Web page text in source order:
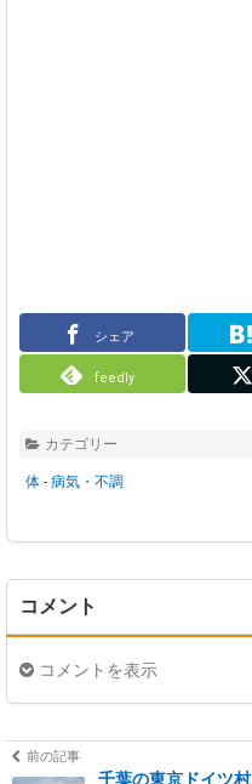
シェア
feedly
カテゴリー
体 - 病気・不調
コメント
コメントを表示
前の記事
千葉の東京ドイツ村